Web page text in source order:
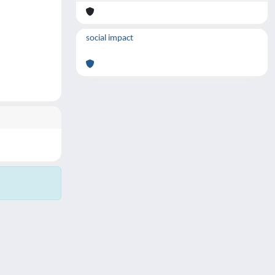
social impact